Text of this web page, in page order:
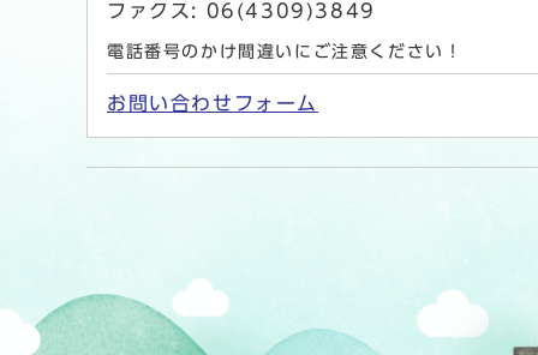
ファクス: 06(4309)3849
電話番号のかけ間違いにご注意ください！
お問い合わせフォーム